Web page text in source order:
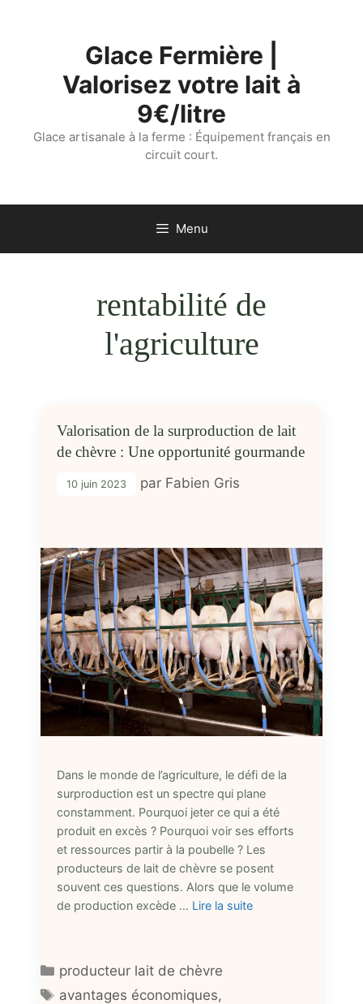
Glace Fermière |
Valorisez votre lait à
9€/litre
Glace artisanale à la ferme : Équipement français en
circuit court.
Menu
rentabilité de
l'agriculture
Valorisation de la surproduction de lait
de chèvre : Une opportunité gourmande
10 juin 2023 par Fabien Gris
Dans le monde de l’agriculture, le défi de la
surproduction est un spectre qui plane
constamment. Pourquoi jeter ce qui a été
produit en excès ? Pourquoi voir ses efforts
et ressources partir à la poubelle ? Les
producteurs de lait de chèvre se posent
souvent ces questions. Alors que le volume
de production excède … Lire la suite
Catégories
producteur lait de chèvre
Étiquettes
avantages économiques,